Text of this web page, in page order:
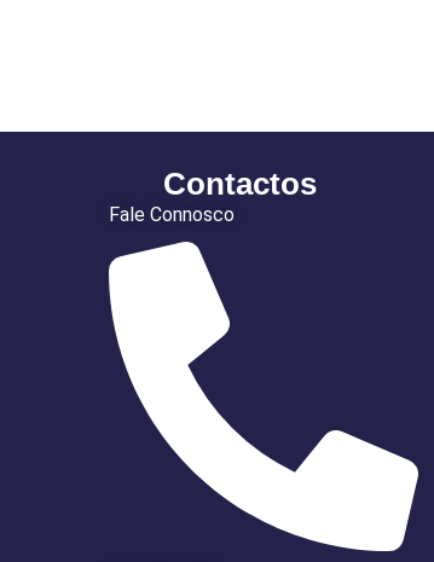
Contactos
Fale Connosco